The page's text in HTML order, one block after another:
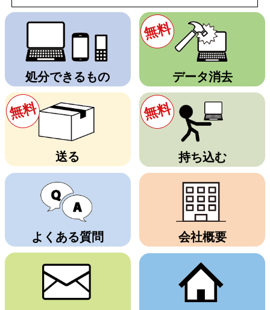
処分できるもの データ消去
無料
送る
無料
持ち込む
無料
よくある質問 会社概要